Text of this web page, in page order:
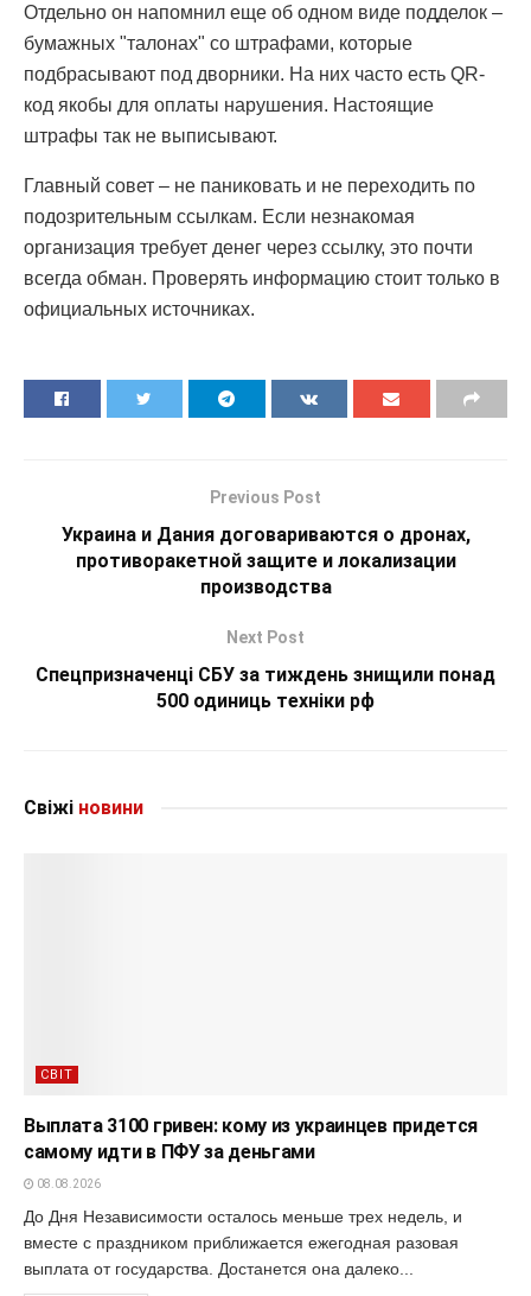
Отдельно он напомнил еще об одном виде подделок –
бумажных "талонах" со штрафами, которые
подбрасывают под дворники. На них часто есть QR-
код якобы для оплаты нарушения. Настоящие
штрафы так не выписывают.
Главный совет – не паниковать и не переходить по
подозрительным ссылкам. Если незнакомая
организация требует денег через ссылку, это почти
всегда обман. Проверять информацию стоит только в
официальных источниках.
Previous Post
Украина и Дания договариваются о дронах,
противоракетной защите и локализации
производства
Next Post
Спецпризначенці СБУ за тиждень знищили понад
500 одиниць техніки рф
Свіжі новини
СВІТ
Выплата 3100 гривен: кому из украинцев придется
самому идти в ПФУ за деньгами
08.08.2026
До Дня Независимости осталось меньше трех недель, и
вместе с праздником приближается ежегодная разовая
выплата от государства. Достанется она далеко...